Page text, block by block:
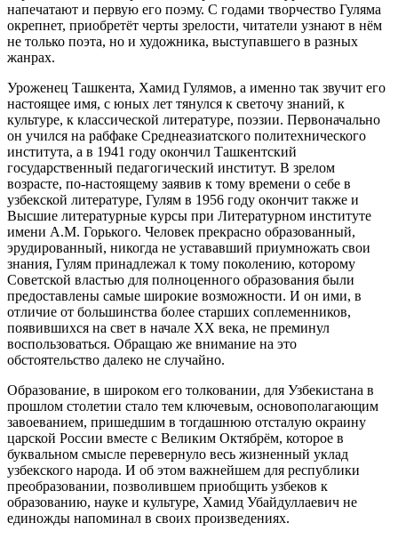
напечатают и первую его поэму. С годами творчество Гуляма
окрепнет, приобретёт черты зрелости, читатели узнают в нём
не только поэта, но и художника, выступавшего в разных
жанрах.
Уроженец Ташкента, Хамид Гулямов, а именно так звучит его
настоящее имя, с юных лет тянулся к светочу знаний, к
культуре, к классической литературе, поэзии. Первоначально
он учился на рабфаке Среднеазиатского политехнического
института, а в 1941 году окончил Ташкентский
государственный педагогический институт. В зрелом
возрасте, по-настоящему заявив к тому времени о себе в
узбекской литературе, Гулям в 1956 году окончит также и
Высшие литературные курсы при Литературном институте
имени А.М. Горького. Человек прекрасно образованный,
эрудированный, никогда не устававший приумножать свои
знания, Гулям принадлежал к тому поколению, которому
Советской властью для полноценного образования были
предоставлены самые широкие возможности. И он ими, в
отличие от большинства более старших соплеменников,
появившихся на свет в начале XX века, не преминул
воспользоваться. Обращаю же внимание на это
обстоятельство далеко не случайно.
Образование, в широком его толковании, для Узбекистана в
прошлом столетии стало тем ключевым, основополагающим
завоеванием, пришедшим в тогдашнюю отсталую окраину
царской России вместе с Великим Октябрём, которое в
буквальном смысле перевернуло весь жизненный уклад
узбекского народа. И об этом важнейшем для республики
преобразовании, позволившем приобщить узбеков к
образованию, науке и культуре, Хамид Убайдуллаевич не
единожды напоминал в своих произведениях.